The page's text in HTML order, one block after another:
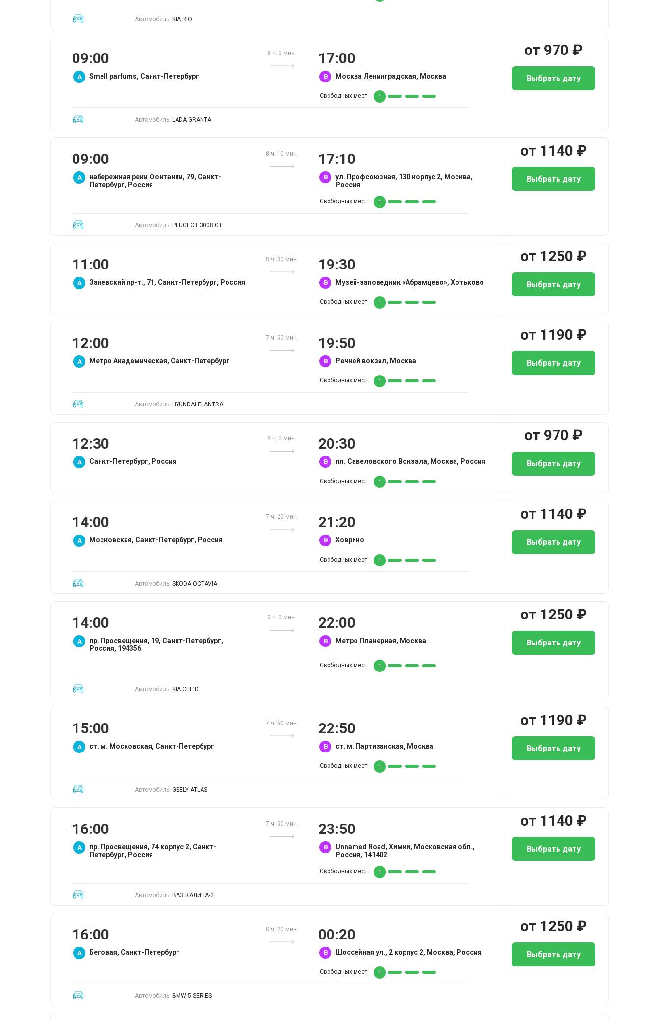
Автомобиль: KIA RIO
09:00
A Smell parfums, Санкт-Петербург
8 ч. 0 мин. 17:00
B Москва Ленинградская, Москва
Свободных мест: 1
Автомобиль: LADA GRANTA
от 970 ₽
Выбрать дату
09:00
A
набережная реки Фонтанки, 79, Санкт-
Петербург, Россия
8 ч. 10 мин. 17:10
B
ул. Профсоюзная, 130 корпус 2, Москва,
Россия
Свободных мест: 1
Автомобиль: PEUGEOT 3008 GT
от 1140 ₽
Выбрать дату
11:00
A Заневский пр-т., 71, Санкт-Петербург, Россия
8 ч. 30 мин. 19:30
B Музей-заповедник «Абрамцево», Хотьково
Свободных мест: 1
от 1250 ₽
Выбрать дату
12:00
A Метро Академическая, Санкт-Петербург
7 ч. 50 мин. 19:50
B Речной вокзал, Москва
Свободных мест: 1
Автомобиль: HYUNDAI ELANTRA
от 1190 ₽
Выбрать дату
12:30
A Санкт-Петербург, Россия
8 ч. 0 мин. 20:30
B пл. Савеловского Вокзала, Москва, Россия
Свободных мест: 1
от 970 ₽
Выбрать дату
14:00
A Московская, Санкт-Петербург, Россия
7 ч. 20 мин. 21:20
B Ховрино
Свободных мест: 1
Автомобиль: SKODA OCTAVIA
от 1140 ₽
Выбрать дату
14:00
A
пр. Просвещения, 19, Санкт-Петербург,
Россия, 194356
8 ч. 0 мин. 22:00
B Метро Планерная, Москва
Свободных мест: 1
Автомобиль: KIA CEE'D
от 1250 ₽
Выбрать дату
15:00
A ст. м. Московская, Санкт-Петербург
7 ч. 50 мин. 22:50
B ст. м. Партизанская, Москва
Свободных мест: 1
Автомобиль: GEELY ATLAS
от 1190 ₽
Выбрать дату
16:00
A
пр. Просвещения, 74 корпус 2, Санкт-
Петербург, Россия
7 ч. 50 мин. 23:50
B
Unnamed Road, Химки, Московская обл.,
Россия, 141402
Свободных мест: 1
Автомобиль: ВАЗ КАЛИНА-2
от 1140 ₽
Выбрать дату
16:00
A Беговая, Санкт-Петербург
8 ч. 20 мин. 00:20
B Шоссейная ул., 2 корпус 2, Москва, Россия
Свободных мест: 1
Автомобиль: BMW 5 SERIES
от 1250 ₽
Выбрать дату